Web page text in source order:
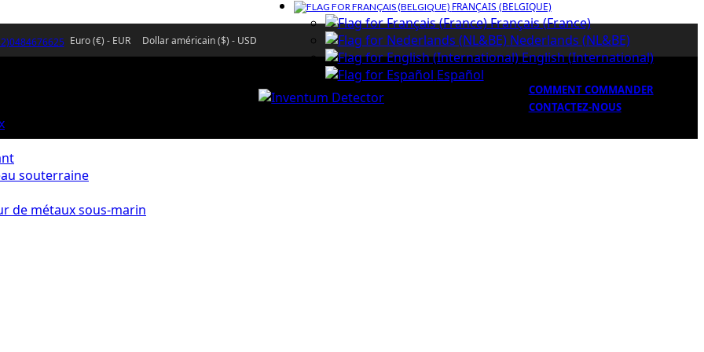
Euro (€) - EUR Dollar américain ($) - USD
FRANÇAIS (BELGIQUE)
Français (France)
Nederlands (NL&BE)
English (International)
Español
souterraine
de métaux sous-marin
COMMENT COMMANDER
CONTACTEZ-NOUS